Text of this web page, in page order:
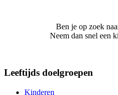
Ben je op zoek
Neem dan snel een
Leeftijds doelgroepen
Kinderen